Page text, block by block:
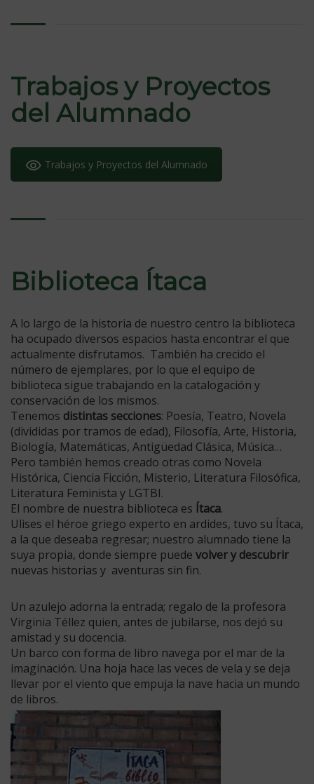
Trabajos y Proyectos
del Alumnado
Trabajos y Proyectos del Alumnado
Biblioteca Ítaca
A lo largo de la historia de nuestro centro la biblioteca
ha ocupado diversos espacios hasta encontrar el que
actualmente disfrutamos. También ha crecido el
número de ejemplares, por lo que el equipo de
biblioteca sigue trabajando en la catalogación y
conservación de los mismos.
Tenemos distintas secciones: Poesía, Teatro, Novela
(divididas por tramos de edad), Filosofía, Arte, Historia,
Biología, Matemáticas, Antigüedad Clásica, Música…
Pero también hemos creado otras como Novela
Histórica, Ciencia Ficción, Misterio, Literatura Filosófica,
Literatura Feminista y LGTBI.
El nombre de nuestra biblioteca es Ítaca.
Ulises el héroe griego experto en ardides, tuvo su Ítaca,
a la que deseaba regresar; nuestro alumnado tiene la
suya propia, donde siempre puede volver y descubrir
nuevas historias y aventuras sin fin.
Un azulejo adorna la entrada; regalo de la profesora
Virginia Téllez quien, antes de jubilarse, nos dejó su
amistad y su docencia.
Un barco con forma de libro navega por el mar de la
imaginación. Una hoja hace las veces de vela y se deja
llevar por el viento que empuja la nave hacia un mundo
de libros.